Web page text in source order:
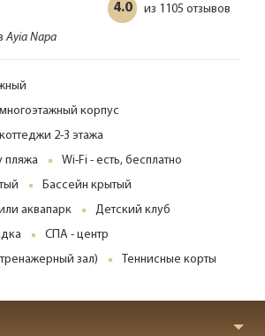
4.0 из 1105 отзывов
Ayia Napa
корпус
2-3 этажа
пляжа
Wi-Fi - есть, бесплатно
Бассейн крытый
аквапарк
Детский клуб
СПА - центр
зал)
Теннисные корты